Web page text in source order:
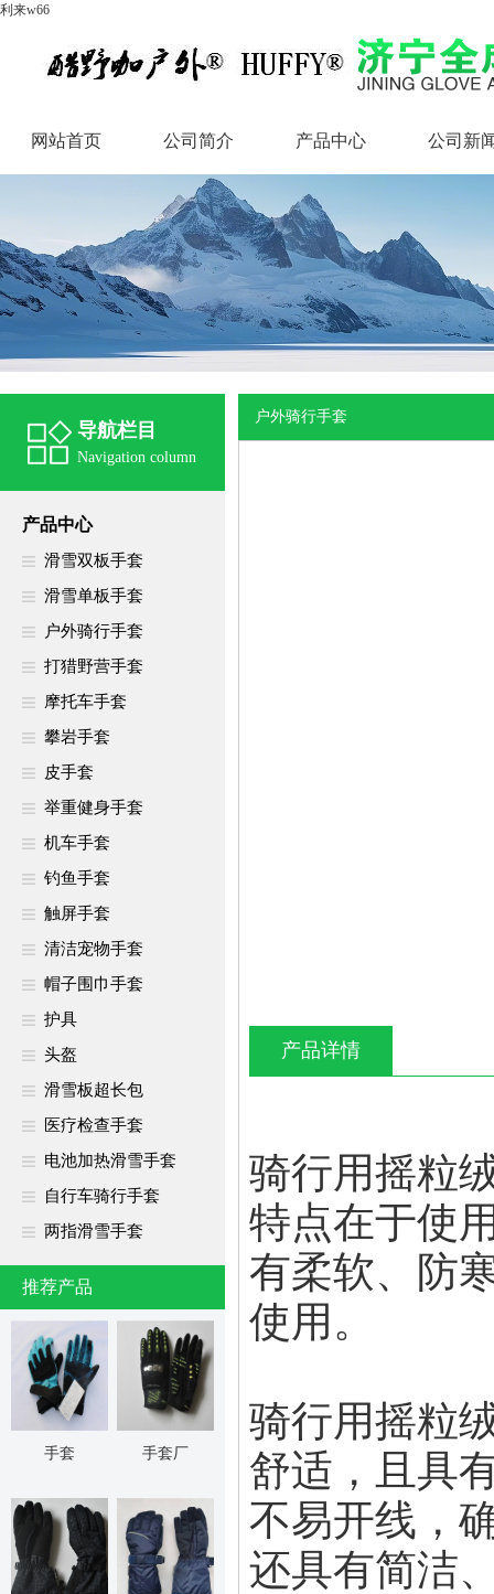
利来w66
网站首页 公司简介
公司简介
产品中心
产品中心
公司新
导航栏目
Navigation column
产品中心
滑雪双板手套
滑雪单板手套
户外骑行手套
打猎野营手套
摩托车手套
攀岩手套
皮手套
举重健身手套
机车手套
钓鱼手套
触屏手套
清洁宠物手套
帽子围巾手套
护具
头盔
滑雪板超长包
医疗检查手套
电池加热滑雪手套
自行车骑行手套
两指滑雪手套
推荐产品
手套 手套厂
户外骑行手套
产品详情
骑行用摇粒
特点在于使
有柔软、防
使用。
骑行用摇粒
舒适，且具
不易开线，
还具有简洁